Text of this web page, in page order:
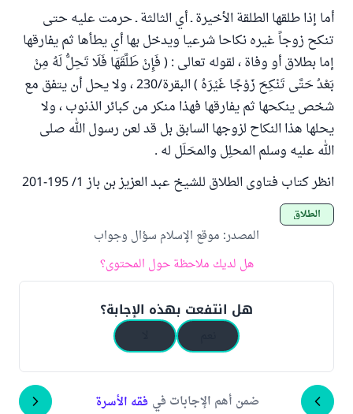
أما إذا طلقها الطلقة الأخيرة ـ أي الثالثة ـ حرمت عليه حتى
تنكح زوجاً غيره نكاحا شرعيا ويدخل بها أي يطأها ثم يفارقها
إما بطلاق أو وفاة ، لقوله تعالى : ( فَإِنْ طَلَّقَهَا فَلَا تَحِلُّ لَهُ مِنْ
بَعْدُ حَتَّى تَنْكِحَ زَوْجًا غَيْرَهُ ) البقرة/230 ، ولا يحل أن يتفق مع
شخص ينكحها ثم يفارقها فهذا منكر من كبائر الذنوب ، ولا
يحلها هذا النكاح لزوجها السابق بل قد لعن رسول الله صلى
الله عليه وسلم المحلِل والمحَلَل له .
انظر كتاب فتاوى الطلاق للشيخ عبد العزيز بن باز 1/ 195-201
الطلاق
المصدر: موقع الإسلام سؤال وجواب
هل لديك ملاحظة حول المحتوى؟
هل انتفعت بهذه الإجابة؟
ضمن أهم الإجابات في فقه الأسرة